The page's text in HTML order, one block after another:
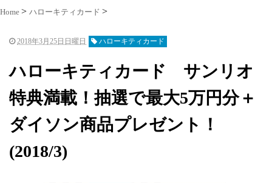
Home ハローキティカード
2018年3月25日日曜日 ハローキティカード
ハローキティカード サンリオ
特典満載！抽選で最大5万円分＋
ダイソン商品プレゼント！
(2018/3)